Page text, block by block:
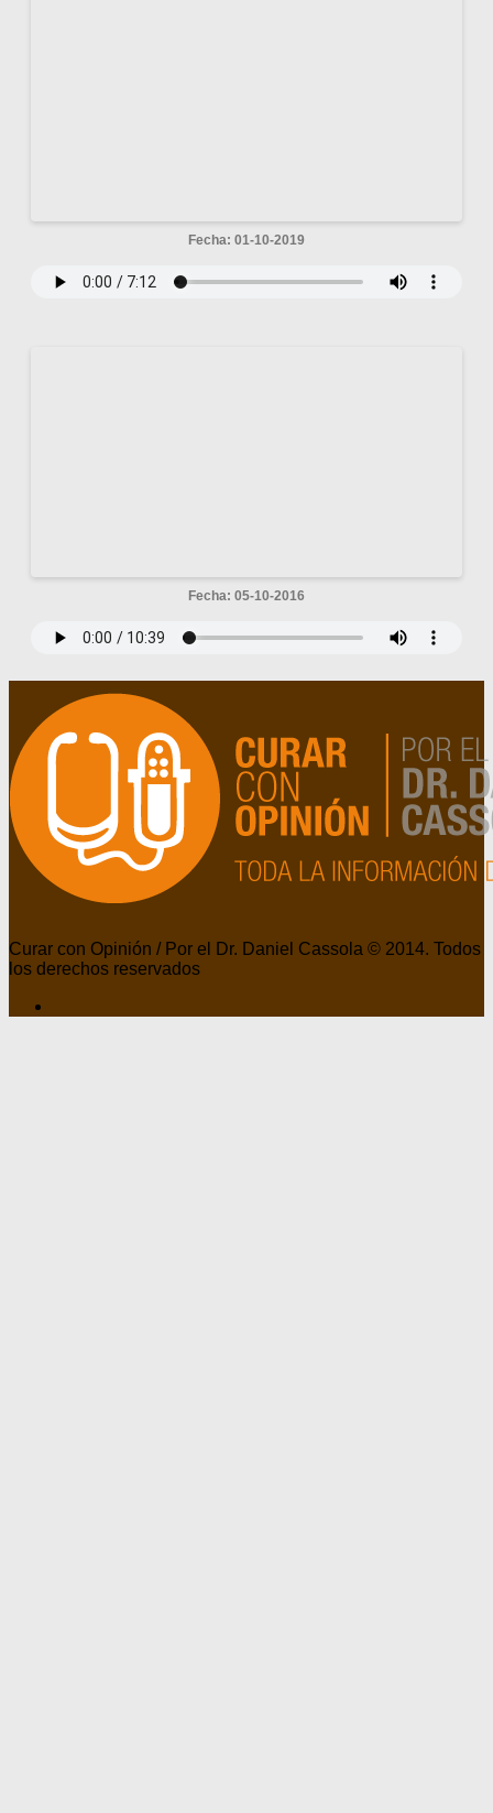
Fecha: 01-10-2019
Fecha: 05-10-2016
Curar con Opinión / Por el Dr. Daniel Cassola © 2014. Todos
los derechos reservados